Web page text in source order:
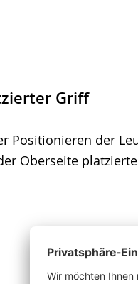
Griff
Positionieren der
Oberseite